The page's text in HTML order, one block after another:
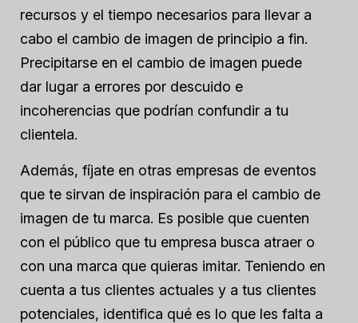
recursos y el tiempo necesarios para llevar a
cabo el cambio de imagen de principio a fin.
Precipitarse en el cambio de imagen puede
dar lugar a errores por descuido e
incoherencias que podrían confundir a tu
clientela.
Además, fíjate en otras empresas de eventos
que te sirvan de inspiración para el cambio de
imagen de tu marca. Es posible que cuenten
con el público que tu empresa busca atraer o
con una marca que quieras imitar. Teniendo en
cuenta a tus clientes actuales y a tus clientes
potenciales, identifica qué es lo que les falta a